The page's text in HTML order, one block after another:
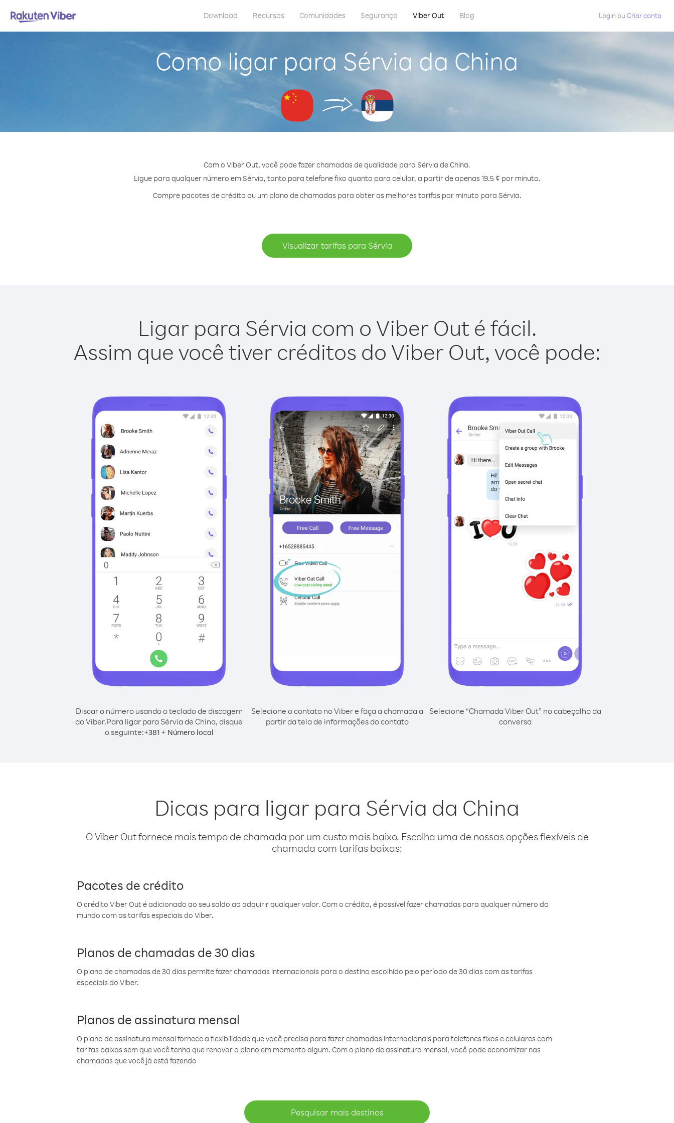
Download Recursos Comunidades Segurança Viber Out Blog Login ou Criar conta
Como ligar para Sérvia da China
Com o Viber Out, você pode fazer chamadas de qualidade para Sérvia de China.
Ligue para qualquer número em Sérvia, tanto para telefone fixo quanto para celular, a partir de apenas 19.5 ¢ por minuto.
Compre pacotes de crédito ou um plano de chamadas para obter as melhores tarifas por minuto para Sérvia.
Visualizar tarifas para Sérvia
Ligar para Sérvia com o Viber Out é fácil.
Assim que você tiver créditos do Viber Out, você pode:
Discar o número usando o teclado de discagem
do Viber.Para ligar para Sérvia de China, disque
o seguinte:+381+ Número local
Selecione o contato no Viber e faça a chamada a
partir da tela de informações do contato
Selecione “Chamada Viber Out” no cabeçalho da
conversa
Dicas para ligar para Sérvia da China
O Viber Out fornece mais tempo de chamada por um custo mais baixo. Escolha uma de nossas opções flexíveis de
chamada com tarifas baixas:
Pacotes de crédito
O crédito Viber Out é adicionado ao seu saldo ao adquirir qualquer valor. Com o crédito, é possível fazer chamadas para qualquer número do
mundo com as tarifas especiais do Viber.
Planos de chamadas de 30 dias
O plano de chamadas de 30 dias permite fazer chamadas internacionais para o destino escolhido pelo período de 30 dias com as tarifas
especiais do Viber.
Planos de assinatura mensal
O plano de assinatura mensal fornece a flexibilidade que você precisa para fazer chamadas internacionais para telefones fixos e celulares com
tarifas baixas sem que você tenha que renovar o plano em momento algum. Com o plano de assinatura mensal, você pode economizar nas
chamadas que você já está fazendo
Pesquisar mais destinos